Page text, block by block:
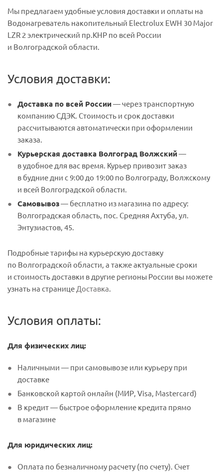
Мы предлагаем удобные условия доставки и оплаты на
Водонагреватель накопительный Electrolux EWH 30 Major
LZR 2 электрический пр.КНР по всей России
и Волгоградской области.
Условия доставки:
Доставка по всей России— через транспортную
компанию СДЭК. Стоимость и срок доставки
рассчитываются автоматически при оформлении
заказа.
Курьерская доставка Волгоград Волжский—
в удобное для вас время. Курьер привозит заказ
в будние дни с 9:00 до 19:00 по Волгограду, Волжскому
и всей Волгоградской области.
Самовывоз— бесплатно из магазина по адресу:
Волгоградская область, пос. Средняя Ахтуба, ул.
Энтузиастов, 45.
Подробные тарифы на курьерскую доставку
по Волгоградской области, а также актуальные сроки
и стоимость доставки в другие регионы России вы можете
узнать на странице Доставка.
Условия оплаты:
Для физических лиц:
Наличными — при самовывозе или курьеру при
доставке
Банковской картой онлайн (МИР, Visa, Mastercard)
В кредит — быстрое оформление кредита прямо
в магазине
Для юридических лиц:
Оплата по безналичному расчету (по счету). Счет